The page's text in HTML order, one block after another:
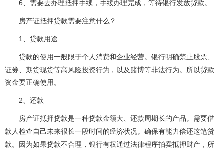
6、需要去办理抵押手续，手续办理完成，等待银行发放贷款。
房产证抵押贷款需要注意什么？
1、贷款用途
贷款的使用一般限于个人消费和企业经营。银行明确禁止股票、
证券、期货现货等高风险投资行为，以及赌博等非法行为。所以贷款
资金要正确使用。
2、还款
房产证抵押贷款是一种贷款金额大、还款周期长的产品。需要借
款人检查自己未来很长一段时间的经济状况。确保有能力偿还这笔贷
款。因为如果贷款不合理，银行有权通过法律程序拍卖抵押财产，所